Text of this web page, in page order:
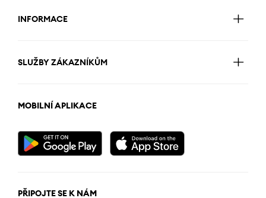
INFORMACE
SLUŽBY ZÁKAZNÍKŮM
MOBILNÍ APLIKACE
PŘIPOJTE SE K NÁM